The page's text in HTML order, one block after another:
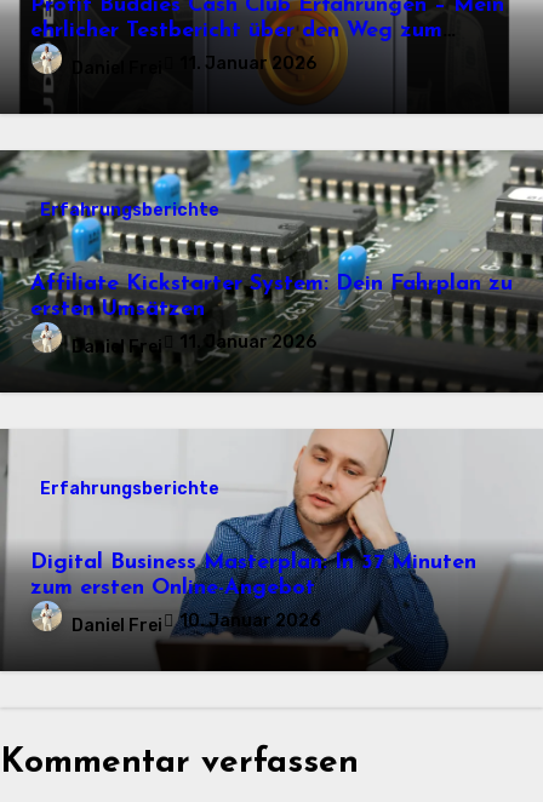
Profit Buddies Cash Club Erfahrungen – Mein
ehrlicher Testbericht über den Weg zum
Online-Einkommen
Daniel Frei 11. Januar 2026
Erfahrungsberichte
Affiliate Kickstarter System: Dein Fahrplan zu
ersten Umsätzen
Daniel Frei 11. Januar 2026
Erfahrungsberichte
Digital Business Masterplan: In 37 Minuten
zum ersten Online-Angebot
Daniel Frei 10. Januar 2026
Kommentar verfassen